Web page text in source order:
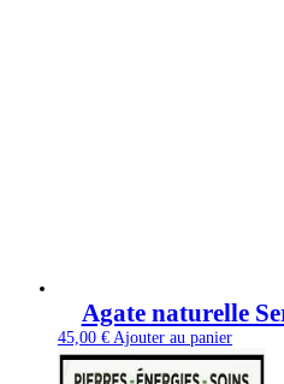
Agate naturelle
45,00 € Ajouter au panier